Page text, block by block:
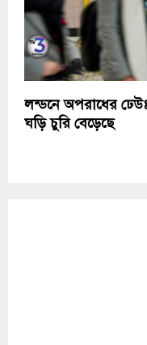
লন্ডনে অপরাধের
ঘড়ি চুরি বেড়েছে